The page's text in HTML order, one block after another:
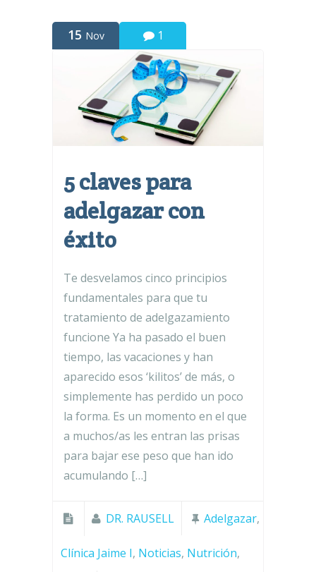
15 Nov 1
5 claves para
adelgazar con
éxito
Te desvelamos cinco principios
fundamentales para que tu
tratamiento de adelgazamiento
funcione Ya ha pasado el buen
tiempo, las vacaciones y han
aparecido esos ‘kilitos’ de más, o
simplemente has perdido un poco
la forma. Es un momento en el que
a muchos/as les entran las prisas
para bajar ese peso que han ido
acumulando […]
DR. RAUSELL Adelgazar,
Clínica Jaime I, Noticias, Nutrición,